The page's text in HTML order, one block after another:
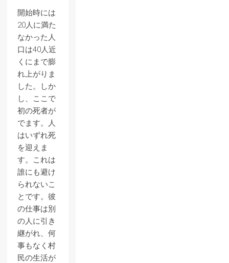
開始時には
20人に満た
なかった人
口は40人近
くにまで膨
れ上がりま
した。しか
し、ここで
初の死者が
でます。人
はいずれ死
を迎えま
す。これは
誰にも避け
られないこ
とです。彼
の仕事は別
の人に引き
継がれ、何
事もなく村
民の生活が